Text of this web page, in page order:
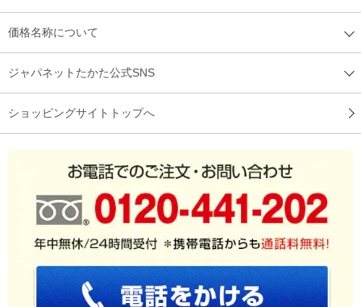
価格名称について
ジャパネットたかた公式SNS
ショッピングサイトトップへ